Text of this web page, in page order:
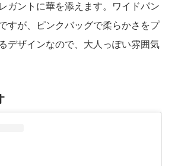
ガントに華を添えます。ワイドパン
すが、ピンクバッグで柔らかさをプ
デザインなので、大人っぽい雰囲気